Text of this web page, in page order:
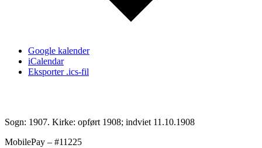
Google kalender
iCalendar
Eksporter .ics-fil
Sogn: 1907. Kirke: opført 1908; indviet 11.10.1908
MobilePay – #11225